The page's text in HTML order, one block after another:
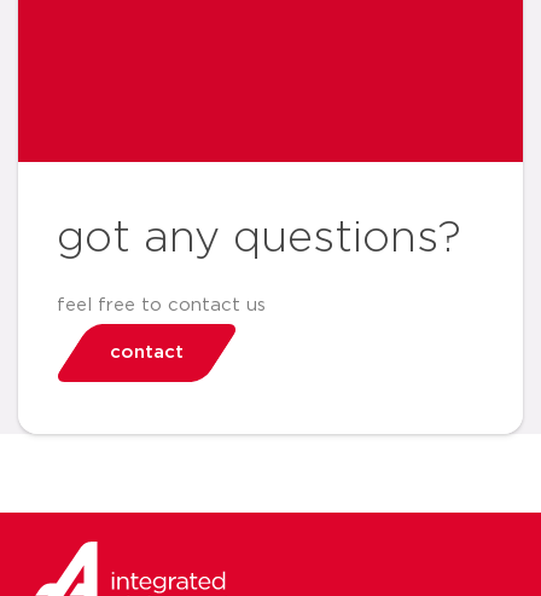
got any questions?
feel free to contact us
contact